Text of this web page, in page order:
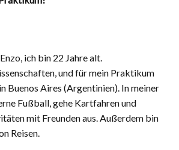
ich bin 22 Jahre alt.
und für mein Praktikum
Buenos Aires (Argentinien). In meiner
Fußball, gehe Kartfahren und
mit Freunden aus. Außerdem bin
Reisen.